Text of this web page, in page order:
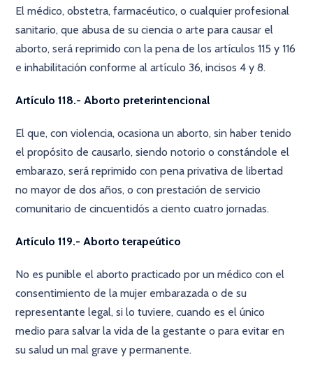
El médico, obstetra, farmacéutico, o cualquier profesional
sanitario, que abusa de su ciencia o arte para causar el
aborto, será reprimido con la pena de los artículos 115 y 116
e inhabilitación conforme al artículo 36, incisos 4 y 8.
Artículo 118.- Aborto preterintencional
El que, con violencia, ocasiona un aborto, sin haber tenido
el propósito de causarlo, siendo notorio o constándole el
embarazo, será reprimido con pena privativa de libertad
no mayor de dos años, o con prestación de servicio
comunitario de cincuentidós a ciento cuatro jornadas.
Artículo 119.- Aborto terapeútico
No es punible el aborto practicado por un médico con el
consentimiento de la mujer embarazada o de su
representante legal, si lo tuviere, cuando es el único
medio para salvar la vida de la gestante o para evitar en
su salud un mal grave y permanente.